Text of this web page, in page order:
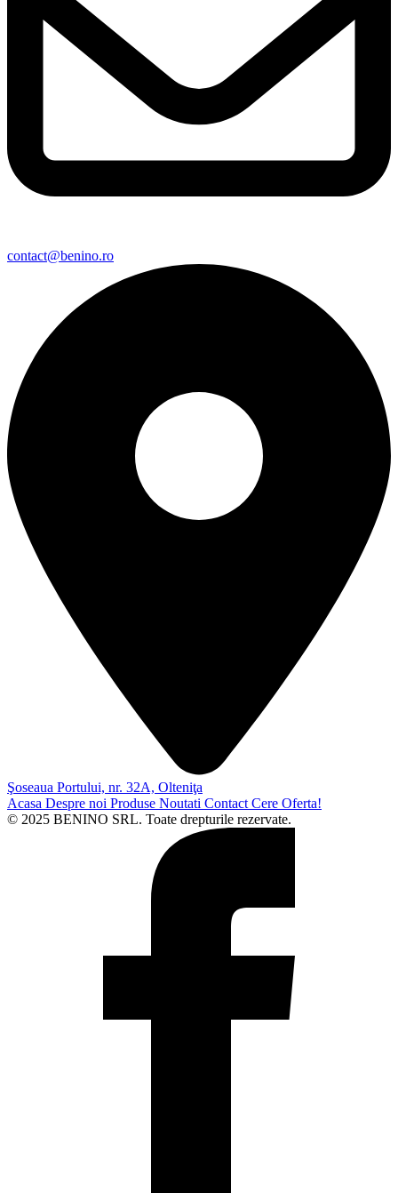
contact@benino.ro
Şoseaua Portului, nr. 32A, Olteniţa
Acasa Despre noi Produse Noutati Contact Cere Oferta!
© 2025 BENINO SRL. Toate drepturile rezervate.